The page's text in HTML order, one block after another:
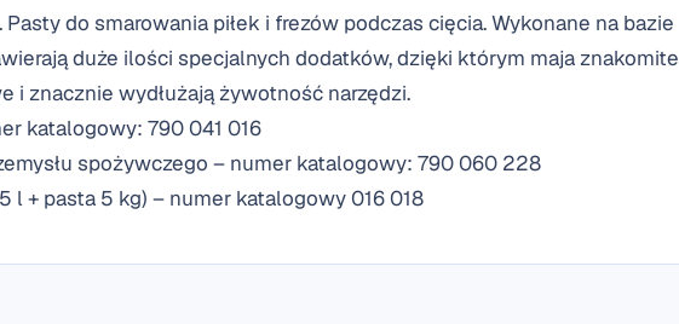
do smarowania piłek i frezów podczas cięcia. Wykonane na bazie
duże ilości specjalnych dodatków, dzięki którym maja znakomite
i znacznie wydłużają żywotność narzędzi.
katalogowy: 790 041 016
spożywczego – numer katalogowy: 790 060 228
l + pasta 5 kg) – numer katalogowy 016 018